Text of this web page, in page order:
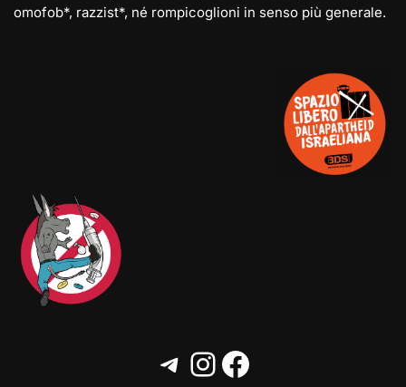
omofob*, razzist*, né rompicoglioni in senso più generale.